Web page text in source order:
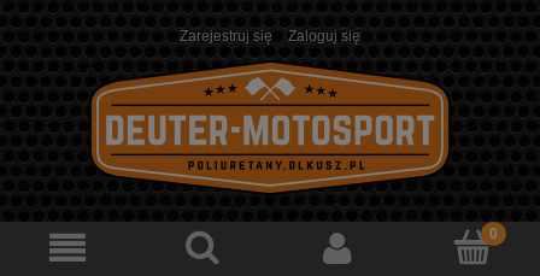
Zarejestruj się Zaloguj się